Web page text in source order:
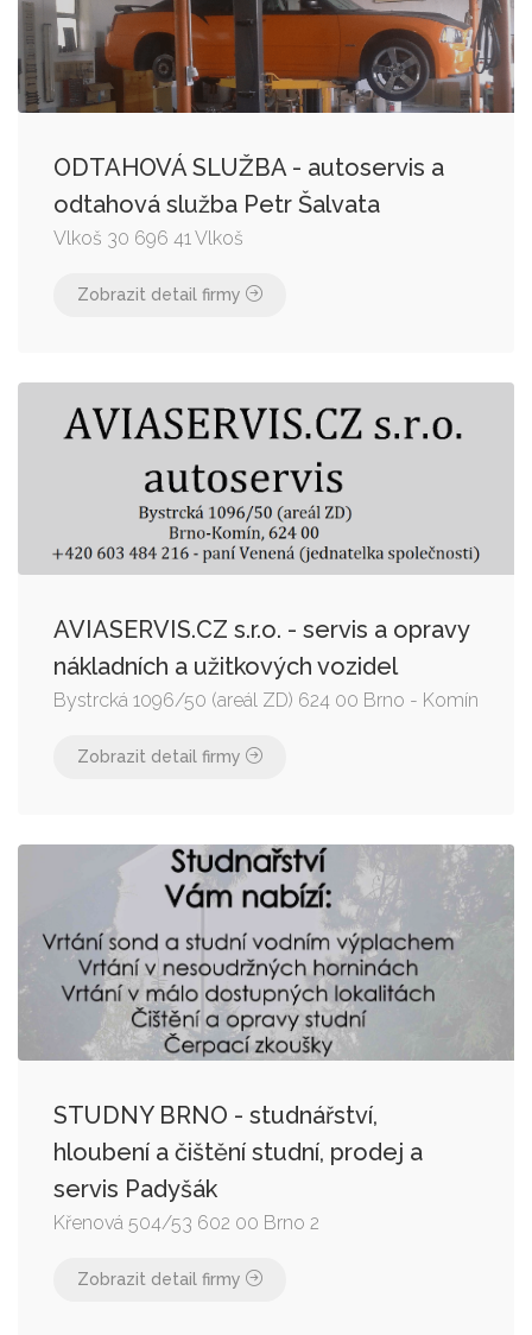
ODTAHOVÁ SLUŽBA - autoservis a
odtahová služba Petr Šalvata
Vlkoš 30 696 41 Vlkoš
Zobrazit detail firmy
AVIASERVIS.CZ s.r.o. - servis a opravy
nákladních a užitkových vozidel
Bystrcká 1096/50 (areál ZD) 624 00 Brno - Komín
Zobrazit detail firmy
STUDNY BRNO - studnářství,
hloubení a čištění studní, prodej a
servis Padyšák
Křenová 504/53 602 00 Brno 2
Zobrazit detail firmy